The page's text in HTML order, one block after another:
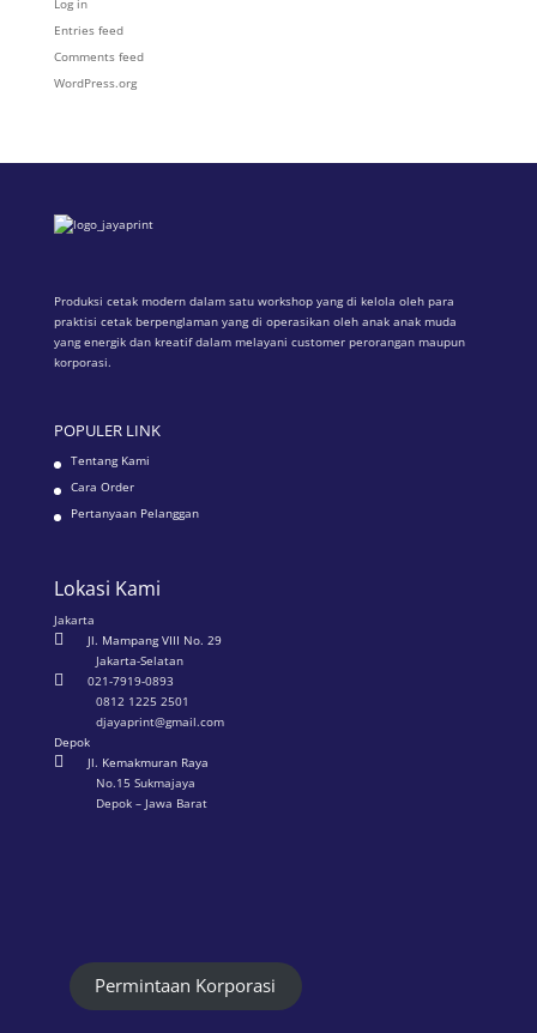
Log in
Entries feed
Comments feed
WordPress.org
Produksi cetak modern dalam satu workshop yang di kelola oleh para
praktisi cetak berpenglaman yang di operasikan oleh anak anak muda
yang energik dan kreatif dalam melayani customer perorangan maupun
korporasi.
POPULER LINK
Tentang Kami
Cara Order
Pertanyaan Pelanggan
Lokasi Kami
Jakarta

Jl. Mampang VIII No. 29
Jakarta-Selatan

021-7919-0893
0812 1225 2501
djayaprint@gmail.com
Depok

Jl. Kemakmuran Raya
No.15 Sukmajaya
Depok – Jawa Barat
Permintaan Korporasi